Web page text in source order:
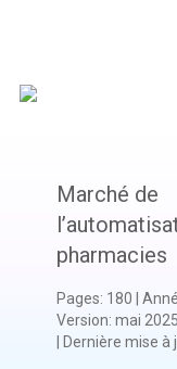
Marché de
pharmacies
Pages: 180
Version: mai 2025
Dernière mise à